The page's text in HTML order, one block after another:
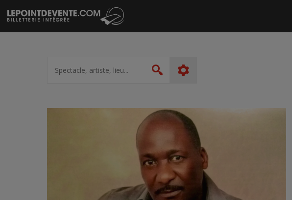
Passer
au
contenu
artiste,
lieu...
Rechercher